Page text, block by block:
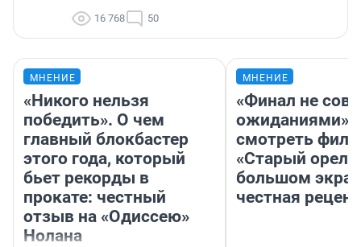
16 768 50
МНЕНИЕ
«Никого нельзя
победить». О чем
главный блокбастер
этого года, который
бьет рекорды в
прокате: честный
отзыв на «Одиссею»
Нолана
МНЕНИЕ
«Финал не
ожиданиями»:
смотреть
«Старый орел»
большом
честная